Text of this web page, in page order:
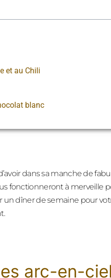
et au Chili
blanc
dans sa manche de
fonctionneront à merveille
un dîner de semaine pour
arc-en-ciel